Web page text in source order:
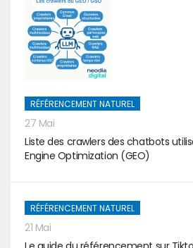
RÉFÉRENCEMENT NATUREL
27 Mai
Liste des crawlers des chatbots
Engine Optimization (GEO)
RÉFÉRENCEMENT NATUREL
21 Mai